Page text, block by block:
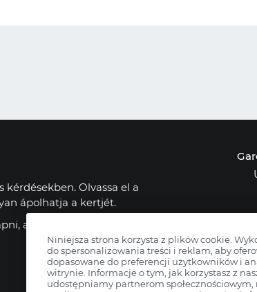
kérdésekben. Olvassa el a
ápolhatja a kertjét.
amelyek hasznosak az
Niniejsza strona korzysta z plików cookie.
do spersonalizowania treści i reklam, aby
dopasowane do preferencji użytkowników i
witrynie. Informacje o tym, jak korzystasz z
udostępniamy partnerom